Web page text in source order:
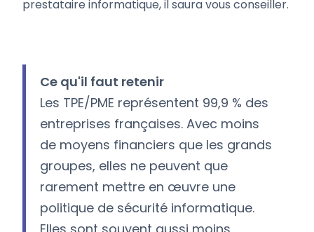
prestataire informatique, il saura vous conseiller.
Ce qu'il faut retenir
Les TPE/PME représentent 99,9 % des
entreprises françaises. Avec moins
de moyens financiers que les grands
groupes, elles ne peuvent que
rarement mettre en œuvre une
politique de sécurité informatique.